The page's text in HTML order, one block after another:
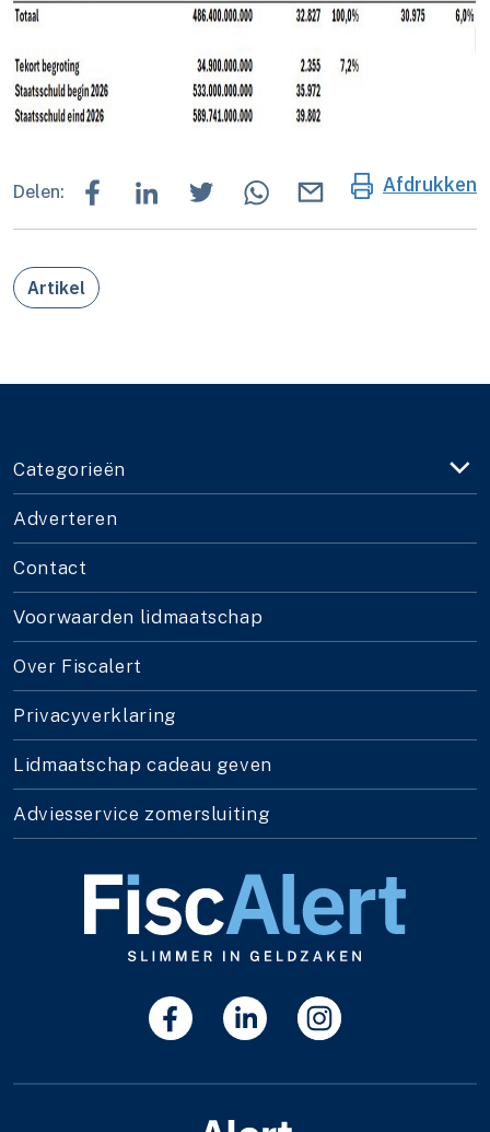
Delen: Afdrukken
Artikel
Categorieën
Adverteren
Contact
Voorwaarden lidmaatschap
Over Fiscalert
Privacyverklaring
Lidmaatschap cadeau geven
Adviesservice zomersluiting